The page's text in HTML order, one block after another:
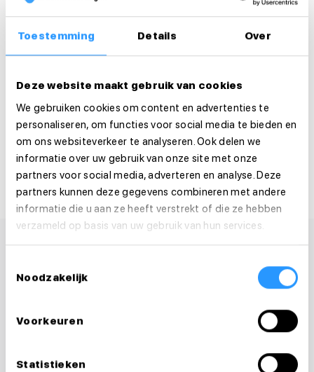
Toestemming Details Over
Deze website maakt gebruik van cookies
We gebruiken cookies om content en advertenties te
personaliseren, om functies voor social media te bieden en
om ons websiteverkeer te analyseren. Ook delen we
informatie over uw gebruik van onze site met onze
partners voor social media, adverteren en analyse. Deze
partners kunnen deze gegevens combineren met andere
informatie die u aan ze heeft verstrekt of die ze hebben
verzameld op basis van uw gebruik van hun services.
Noodzakelijk
Voorkeuren
Statistieken
Is deze vacature je op het lijf geschreven?
Solliciteer binnen 1 minuut
Deel deze vacature: